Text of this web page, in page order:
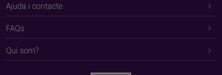
Ajuda i contacte
FAQs
Qui som?